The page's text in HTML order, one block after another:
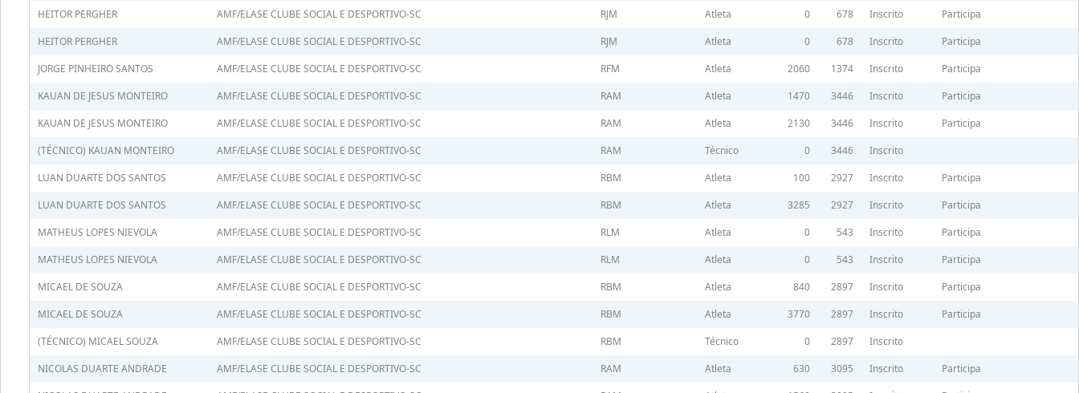
HEITOR PERGHER
AMF/ELASE CLUBE SOCIAL E DESPORTIVO-SC RJM Atleta 0 678 Inscrito
Participa
HEITOR PERGHER
AMF/ELASE CLUBE SOCIAL E DESPORTIVO-SC RJM Atleta 0 678 Inscrito
Participa
JORGE PINHEIRO SANTOS
AMF/ELASE CLUBE SOCIAL E DESPORTIVO-SC RFM Atleta 2060 1374 Inscrito
Participa
KAUAN DE JESUS MONTEIRO
AMF/ELASE CLUBE SOCIAL E DESPORTIVO-SC RAM Atleta 1470 3446 Inscrito
Participa
KAUAN DE JESUS MONTEIRO
AMF/ELASE CLUBE SOCIAL E DESPORTIVO-SC RAM Atleta 2130 3446 Inscrito
Participa
(TÉCNICO) KAUAN MONTEIRO
AMF/ELASE CLUBE SOCIAL E DESPORTIVO-SC RAM Técnico 0 3446
Inscrito
LUAN DUARTE DOS SANTOS
AMF/ELASE CLUBE SOCIAL E DESPORTIVO-SC RBM Atleta 100 2927 Inscrito
Participa
LUAN DUARTE DOS SANTOS
AMF/ELASE CLUBE SOCIAL E DESPORTIVO-SC RBM Atleta 3285 2927 Inscrito
Participa
MATHEUS LOPES NIEVOLA
AMF/ELASE CLUBE SOCIAL E DESPORTIVO-SC RLM Atleta 0 543 Inscrito
Participa
MATHEUS LOPES NIEVOLA
AMF/ELASE CLUBE SOCIAL E DESPORTIVO-SC RLM Atleta 0 543 Inscrito
Participa
MICAEL DE SOUZA
AMF/ELASE CLUBE SOCIAL E DESPORTIVO-SC RBM Atleta 840 2897 Inscrito
Participa
MICAEL DE SOUZA
AMF/ELASE CLUBE SOCIAL E DESPORTIVO-SC RBM Atleta 3770 2897 Inscrito
Participa
(TÉCNICO) MICAEL SOUZA
AMF/ELASE CLUBE SOCIAL E DESPORTIVO-SC RBM Técnico 0 2897
Inscrito
NICOLAS DUARTE ANDRADE
AMF/ELASE CLUBE SOCIAL E DESPORTIVO-SC RAM Atleta 630 3095 Inscrito
Participa